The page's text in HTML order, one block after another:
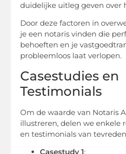
duidelijke uitleg geven over
Door deze factoren in
je een notaris vinden die
behoeften en je
probleemloos laat verlopen.
Casestudies en
Testimonials
Om de waarde van Notaris
illustreren, delen we enkele
en testimonials van
Casestudy 1: